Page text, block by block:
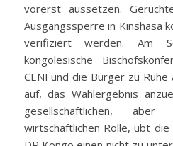
vorerst aussetzen.
Ausgangssperre in Kinshasa
verifiziert werden. Am
kongolesische
CENI und die Bürger zu
auf, das Wahlergebnis
gesellschaftlichen,
wirtschaftlichen Rolle, übt